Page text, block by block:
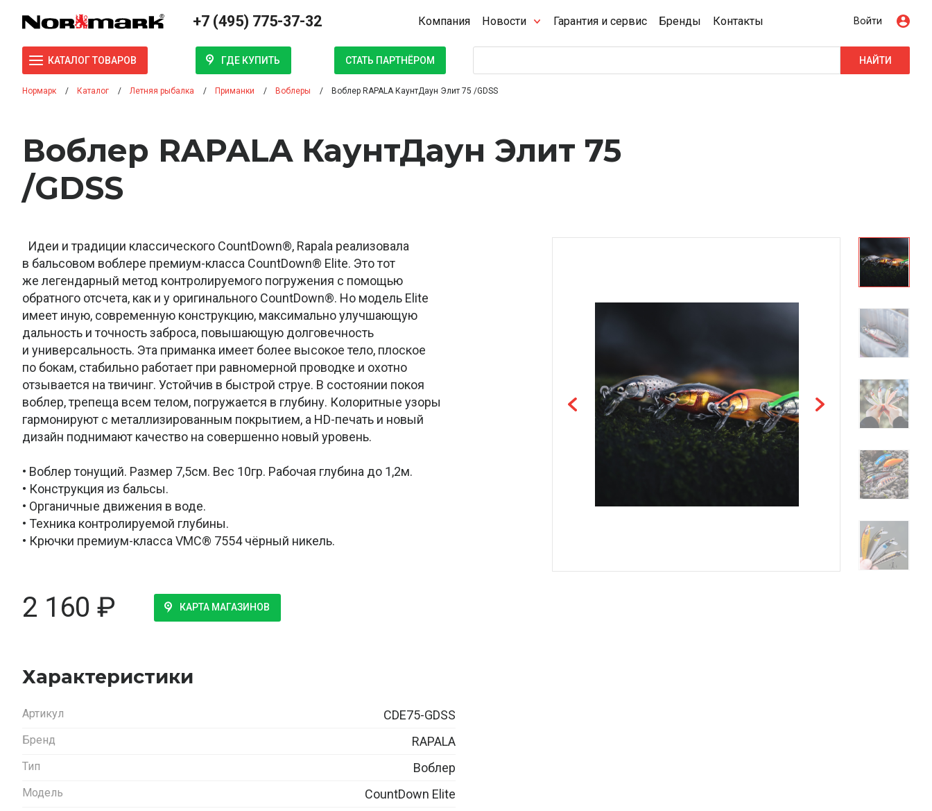
+7 (495) 775-37-32 Компания Новости Гарантия и сервис Бренды Контакты Войти
КАТАЛОГ ТОВАРОВ ГДЕ КУПИТЬ СТАТЬ ПАРТНЁРОМ НАЙТИ
Нормарк Каталог Летняя рыбалка Приманки Воблеры Воблер RAPALA КаунтДаун Элит 75 /GDSS
Воблер RAPALA КаунтДаун Элит 75
/GDSS
Идеи и традиции классического CountDown®, Rapala реализовала
в бальсовом воблере премиум-класса CountDown® Elite. Это тот
же легендарный метод контролируемого погружения с помощью
обратного отсчета, как и у оригинального CountDown®. Но модель Elite
имеет иную, современную конструкцию, максимально улучшающую
дальность и точность заброса, повышающую долговечность
и универсальность. Эта приманка имеет более высокое тело, плоское
по бокам, стабильно работает при равномерной проводке и охотно
отзывается на твичинг. Устойчив в быстрой струе. В состоянии покоя
воблер, трепеща всем телом, погружается в глубину. Колоритные узоры
гармонируют с металлизированным покрытием, а HD-печать и новый
дизайн поднимают качество на совершенно новый уровень.
• Воблер тонущий. Размер 7,5см. Вес 10гр. Рабочая глубина до 1,2м.
• Конструкция из бальсы.
• Органичные движения в воде.
• Техника контролируемой глубины.
• Крючки премиум-класса VMC® 7554 чёрный никель.
2 160 ₽ КАРТА МАГАЗИНОВ
Характеристики
Артикул CDE75-GDSS
Бренд RAPALA
Тип Воблер
Модель CountDown Elite